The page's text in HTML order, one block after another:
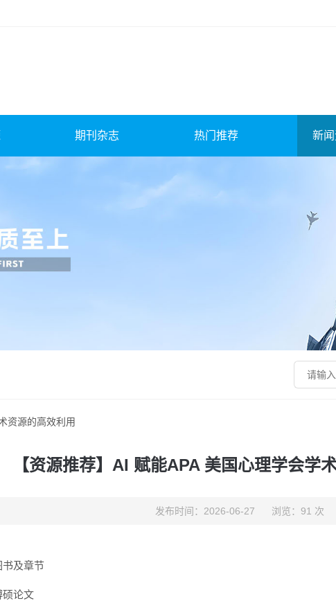
期刊杂志 热门推荐 新
资源的高效利用
【资源推荐】AI 赋能APA 美国心理学会学
发布时间：2026-06-27 浏览：91 次
书及章节
硕论文